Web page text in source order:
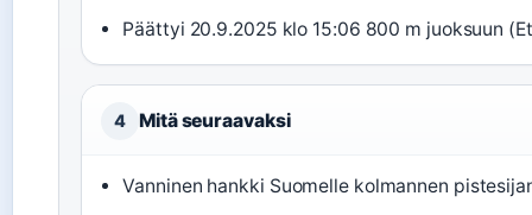
Päättyi 20.9.2025 klo 15:06 800 m juoksuun
4 Mitä seuraavaksi
Vanninen hankki Suomelle kolmannen